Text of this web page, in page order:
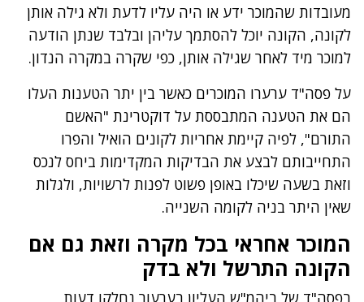
מעובדות שהמוכר ידע או היה עליו לדעת ולא גילה אותן
לקונה, הקונה יוכל להסתמך עליהן ובלבד שנתן הודעה
למוכר מיד לאחר שגילה אותן, כפי שקרה במקרה הנדון.
על פסה"ד ערערו המוכרים כאשר בין יתר הטענות העלו
הם את הטענה המתבססת על דוקטרינת "האשם
התורם", לפיה קיימת אחריות לקונים הואיל והפרו
התחייבותם לבצע את הבדיקות המקדימות ביחס לנכס
וזאת בשעה שיכלו באופן פשוט לפנות לרשויות, ולגלות
שאין היתר בניה לקומה השנייה.
המוכר אחראי בכל מקרה וזאת גם אם
הקונה התרשל ולא בדק
בפסה"ד של ביהמ"ש העליון בערעור נחלקו דעות